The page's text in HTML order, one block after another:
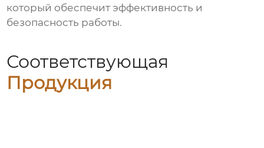
который обеспечит эффективность и
безопасность работы.
Соответствующая
Продукция